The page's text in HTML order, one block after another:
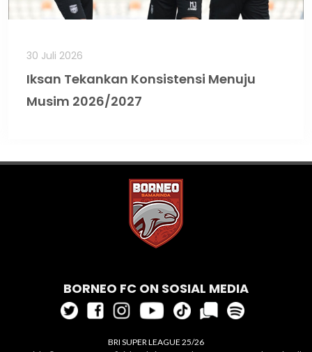
30 Juli 2026
Iksan Tekankan Konsistensi Menuju
Musim 2026/2027
BORNEO FC ON SOSIAL MEDIA
BRI SUPER LEAGUE 25/26